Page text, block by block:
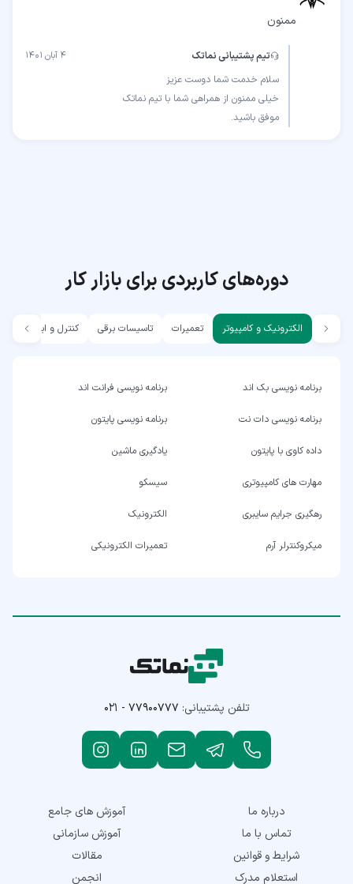
ممنون
تیم پشتیبانی نماتک ۴ آبان ۱۴۰۱
موفق باشید.
دوره‌های کاربردی برای بازار کار
الکترونیک و کامپیوتر تعمیرات تاسیسات برقی کنترل و ابزار دقیق
برنامه نویسی بک اند برنامه نویسی فرانت اند
برنامه نویسی دات نت برنامه نویسی پایتون
داده کاوی با پایتون یادگیری ماشین
مهارت های کامپیوتری سیسکو
رهگیری جرایم سایبری الکترونیک
میکروکنترلر آرم تعمیرات الکترونیکی
تلفن پشتیبانی: ۰۲۱ - ۷۷۹۰۰۷۷۷
درباره ما
تماس با ما
شرایط و قوانین
استعلام مدرک
آموزش های جامع
آموزش سازمانی
مقالات
انجمن